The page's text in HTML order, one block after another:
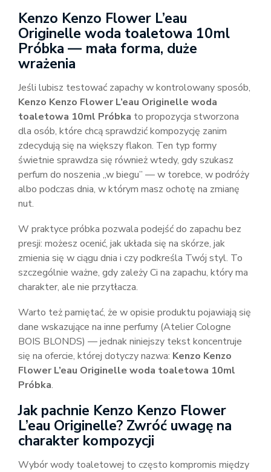
Kenzo Kenzo Flower L’eau
Originelle woda toaletowa 10ml
Próbka — mała forma, duże
wrażenia
Jeśli lubisz testować zapachy w kontrolowany sposób,
Kenzo Kenzo Flower L’eau Originelle woda
toaletowa 10ml Próbka to propozycja stworzona
dla osób, które chcą sprawdzić kompozycję zanim
zdecydują się na większy flakon. Ten typ formy
świetnie sprawdza się również wtedy, gdy szukasz
perfum do noszenia „w biegu” — w torebce, w podróży
albo podczas dnia, w którym masz ochotę na zmianę
nut.
W praktyce próbka pozwala podejść do zapachu bez
presji: możesz ocenić, jak układa się na skórze, jak
zmienia się w ciągu dnia i czy podkreśla Twój styl. To
szczególnie ważne, gdy zależy Ci na zapachu, który ma
charakter, ale nie przytłacza.
Warto też pamiętać, że w opisie produktu pojawiają się
dane wskazujące na inne perfumy (Atelier Cologne
BOIS BLONDS) — jednak niniejszy tekst koncentruje
się na ofercie, której dotyczy nazwa: Kenzo Kenzo
Flower L’eau Originelle woda toaletowa 10ml
Próbka.
Jak pachnie Kenzo Kenzo Flower
L’eau Originelle? Zwróć uwagę na
charakter kompozycji
Wybór wody toaletowej to często kompromis między